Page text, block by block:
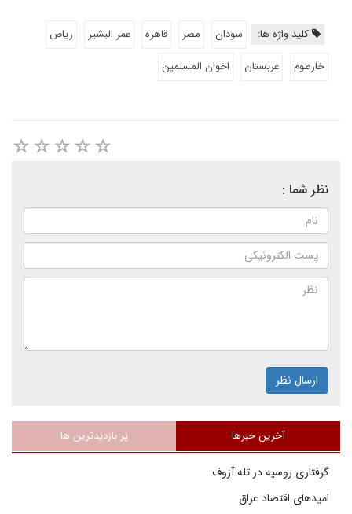
کلید واژه ها: سودان مصر قاهره عمر البشیر
ریاض
خارطوم
عربستان اخوان المسلمين
نظر شما :
ارسال نظر
آخرین خبرها پر بازدیدترین ها
گرفتاری روسیه در تله آزوف
امیدهای اقتصاد عراق